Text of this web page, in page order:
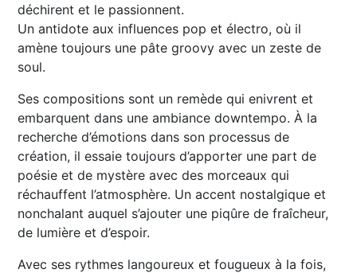
déchirent et le passionnent.
Un antidote aux influences pop et électro, où il
amène toujours une pâte groovy avec un zeste de
soul.
Ses compositions sont un remède qui enivrent et
embarquent dans une ambiance downtempo. À la
recherche d’émotions dans son processus de
création, il essaie toujours d’apporter une part de
poésie et de mystère avec des morceaux qui
réchauffent l’atmosphère. Un accent nostalgique et
nonchalant auquel s’ajouter une piqûre de fraîcheur,
de lumière et d’espoir.
Avec ses rythmes langoureux et fougueux à la fois,